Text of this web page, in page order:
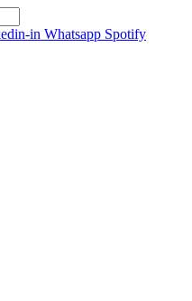
in Whatsapp Spotify